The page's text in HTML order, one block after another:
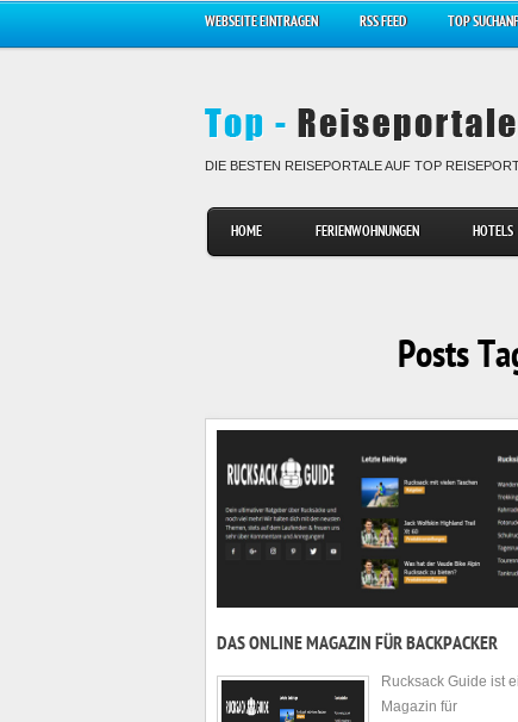
WEBSEITE EINTRAGEN RSS FEED TOP
DIE BESTEN REISEPORTALE AUF TOP
HOME FERIENWOHNUNGEN HOTELS
Posts
DAS ONLINE MAGAZIN FÜR BACKPACKER
Rucksack Guide ist
Magazin für